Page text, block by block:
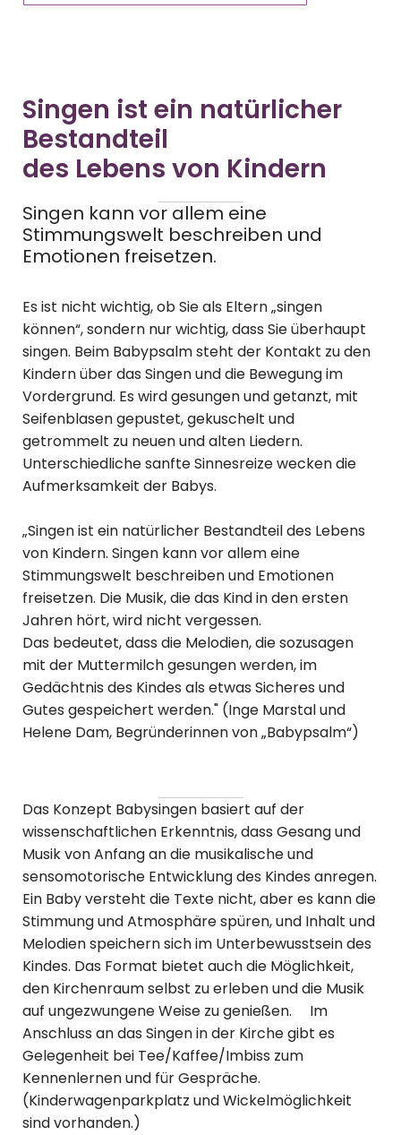
Singen ist ein natürlicher
Bestandteil
des Lebens von Kindern
Singen kann vor allem eine
Stimmungswelt beschreiben und
Emotionen freisetzen.
Es ist nicht wichtig, ob Sie als Eltern „singen
können“, sondern nur wichtig, dass Sie überhaupt
singen. Beim Babypsalm steht der Kontakt zu den
Kindern über das Singen und die Bewegung im
Vordergrund. Es wird gesungen und getanzt, mit
Seifenblasen gepustet, gekuschelt und
getrommelt zu neuen und alten Liedern.
Unterschiedliche sanfte Sinnesreize wecken die
Aufmerksamkeit der Babys.
„Singen ist ein natürlicher Bestandteil des Lebens
von Kindern. Singen kann vor allem eine
Stimmungswelt beschreiben und Emotionen
freisetzen. Die Musik, die das Kind in den ersten
Jahren hört, wird nicht vergessen.
Das bedeutet, dass die Melodien, die sozusagen
mit der Muttermilch gesungen werden, im
Gedächtnis des Kindes als etwas Sicheres und
Gutes gespeichert werden." (Inge Marstal und
Helene Dam, Begründerinnen von „Babypsalm“)
Das Konzept Babysingen basiert auf der
wissenschaftlichen Erkenntnis, dass Gesang und
Musik von Anfang an die musikalische und
sensomotorische Entwicklung des Kindes anregen.
Ein Baby versteht die Texte nicht, aber es kann die
Stimmung und Atmosphäre spüren, und Inhalt und
Melodien speichern sich im Unterbewusstsein des
Kindes. Das Format bietet auch die Möglichkeit,
den Kirchenraum selbst zu erleben und die Musik
auf ungezwungene Weise zu genießen. Im
Anschluss an das Singen in der Kirche gibt es
Gelegenheit bei Tee/Kaffee/Imbiss zum
Kennenlernen und für Gespräche.
(Kinderwagenparkplatz und Wickelmöglichkeit
sind vorhanden.)